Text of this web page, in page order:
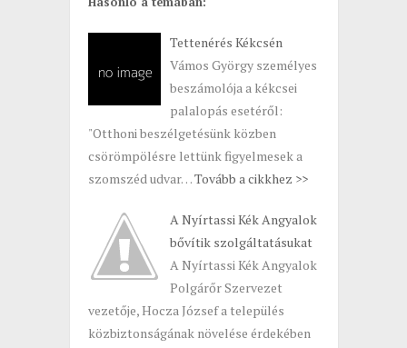
Tettenérés Kékcsén
Vámos György személyes
beszámolója a kékcsei
palalopás esetéről:
"Otthoni beszélgetésünk közben
csörömpölésre lettünk figyelmesek a
szomszéd udvar…Tovább a cikkhez >>
A Nyírtassi Kék Angyalok
bővítik szolgáltatásukat
A Nyírtassi Kék Angyalok
Polgárőr Szervezet
vezetője, Hocza József a település
közbiztonságának növelése érdekében